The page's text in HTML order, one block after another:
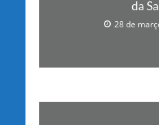
da
28 de